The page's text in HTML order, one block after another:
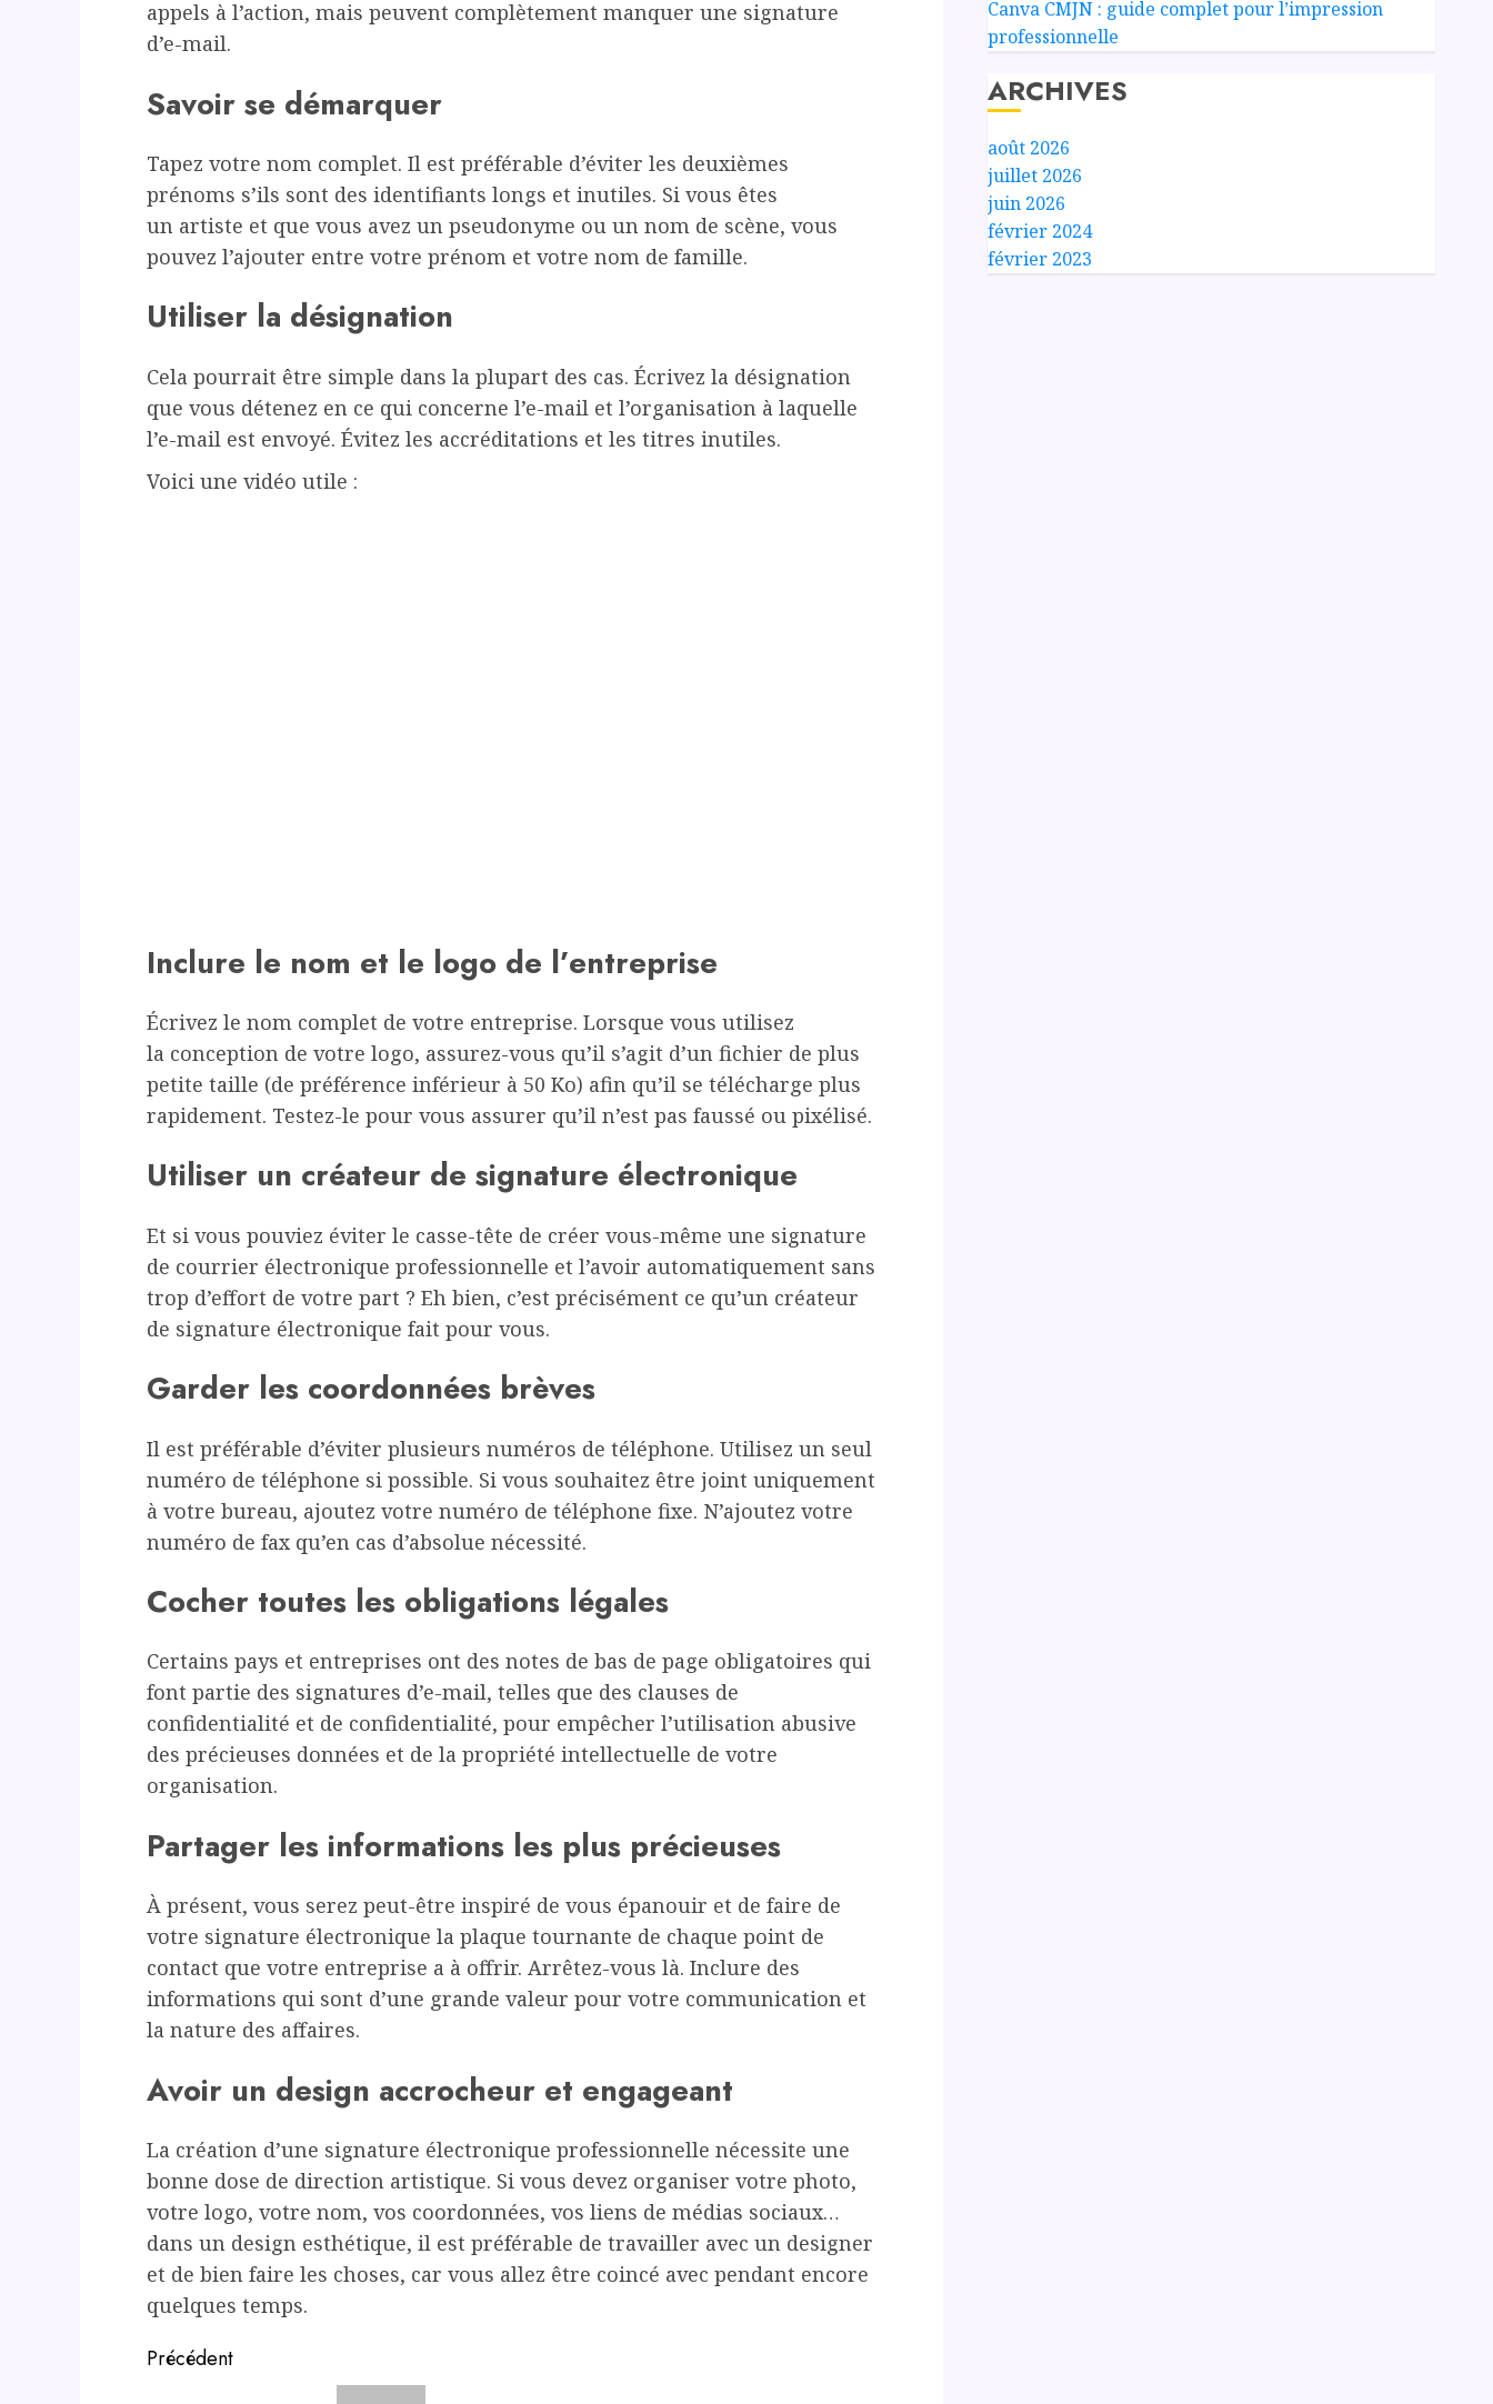
appels à l’action, mais peuvent complètement manquer une signature
d’e-mail.
Savoir se démarquer
Tapez votre nom complet. Il est préférable d’éviter les deuxièmes
prénoms s’ils sont des identifiants longs et inutiles. Si vous êtes
un artiste et que vous avez un pseudonyme ou un nom de scène, vous
pouvez l’ajouter entre votre prénom et votre nom de famille.
Utiliser la désignation
Cela pourrait être simple dans la plupart des cas. Écrivez la désignation
que vous détenez en ce qui concerne l’e-mail et l’organisation à laquelle
l’e-mail est envoyé. Évitez les accréditations et les titres inutiles.
Voici une vidéo utile :
Inclure le nom et le logo de l’entreprise
Écrivez le nom complet de votre entreprise. Lorsque vous utilisez
la conception de votre logo, assurez-vous qu’il s’agit d’un fichier de plus
petite taille (de préférence inférieur à 50 Ko) afin qu’il se télécharge plus
rapidement. Testez-le pour vous assurer qu’il n’est pas faussé ou pixélisé.
Utiliser un créateur de signature électronique
Et si vous pouviez éviter le casse-tête de créer vous-même une signature
de courrier électronique professionnelle et l’avoir automatiquement sans
trop d’effort de votre part ? Eh bien, c’est précisément ce qu’un créateur
de signature électronique fait pour vous.
Garder les coordonnées brèves
Il est préférable d’éviter plusieurs numéros de téléphone. Utilisez un seul
numéro de téléphone si possible. Si vous souhaitez être joint uniquement
à votre bureau, ajoutez votre numéro de téléphone fixe. N’ajoutez votre
numéro de fax qu’en cas d’absolue nécessité.
Cocher toutes les obligations légales
Certains pays et entreprises ont des notes de bas de page obligatoires qui
font partie des signatures d’e-mail, telles que des clauses de
confidentialité et de confidentialité, pour empêcher l’utilisation abusive
des précieuses données et de la propriété intellectuelle de votre
organisation.
Partager les informations les plus précieuses
À présent, vous serez peut-être inspiré de vous épanouir et de faire de
votre signature électronique la plaque tournante de chaque point de
contact que votre entreprise a à offrir. Arrêtez-vous là. Inclure des
informations qui sont d’une grande valeur pour votre communication et
la nature des affaires.
Avoir un design accrocheur et engageant
La création d’une signature électronique professionnelle nécessite une
bonne dose de direction artistique. Si vous devez organiser votre photo,
votre logo, votre nom, vos coordonnées, vos liens de médias sociaux…
dans un design esthétique, il est préférable de travailler avec un designer
et de bien faire les choses, car vous allez être coincé avec pendant encore
quelques temps.
Post
Précédent
Canva CMJN : guide complet pour l’impression
professionnelle
ARCHIVES
août 2026
juillet 2026
juin 2026
février 2024
février 2023